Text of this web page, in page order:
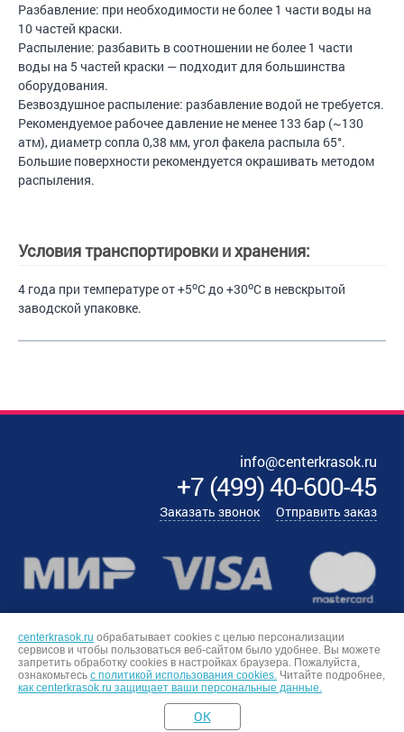
Разбавление: при необходимости не более 1 части воды на
10 частей краски.
Распыление: разбавить в соотношении не более 1 части
воды на 5 частей краски — подходит для большинства
оборудования.
Безвоздушное распыление: разбавление водой не требуется.
Рекомендуемое рабочее давление не менее 133 бар (~130
атм), диаметр сопла 0,38 мм, угол факела распыла 65°.
Большие поверхности рекомендуется окрашивать методом
распыления.
Условия транспортировки и хранения:
4 года при температуре от +5oС до +30oС в невскрытой
заводской упаковке.
info@centerkrasok.ru
+7(499)40-600-45
Заказать звонок Отправить заказ
centerkrasok.ru обрабатывает cookies с целью персонализации
сервисов и чтобы пользоваться веб-сайтом было удобнее. Вы можете
запретить обработку сookies в настройках браузера. Пожалуйста,
ознакомьтесь с политикой использования cookies. Читайте подробнее,
как centerkrasok.ru защищает ваши персональные данные.
OK